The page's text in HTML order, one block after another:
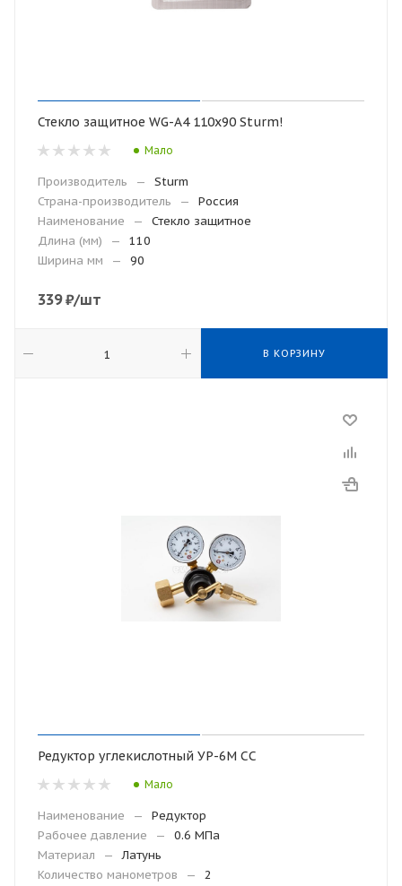
Стекло защитное WG-A4 110х90 Sturm!
Мало
Производитель —
Sturm
Страна-производитель
—
Россия
Наименование
—
Стекло защитное
Длина (мм)
—
110
Ширина мм
— 90
339₽/шт
В КОРЗИНУ
Редуктор углекислотный УР-6М СС
Мало
Наименование —
Редуктор
Рабочее давление
—
0.6 МПа
Материал
—
Латунь
Количество манометров
—
2